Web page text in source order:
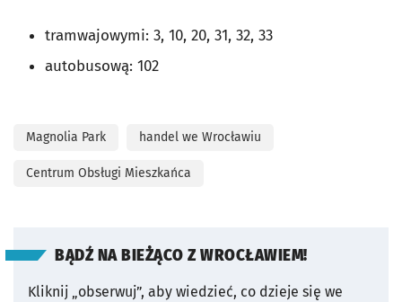
tramwajowymi: 3, 10, 20, 31, 32, 33
autobusową: 102
Magnolia Park handel we Wrocławiu
Centrum Obsługi Mieszkańca
BĄDŹ NA BIEŻĄCO Z WROCŁAWIEM!
Kliknij „obserwuj”, aby wiedzieć, co dzieje się we